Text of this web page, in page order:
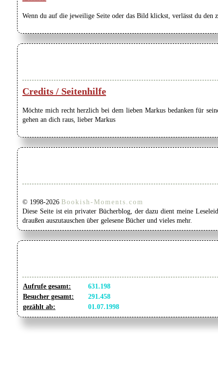
Wenn du auf die jeweilige Seite oder das Bild klickst, verlässt du den
Credits / Seitenhilfe
Möchte mich recht herzlich bei dem lieben Markus bedanken für
gehen an dich raus, lieber Markus
© 1998-2026 Bookish-Moments.com
Diese Seite ist ein privater Bücherblog, der dazu dient meine
draußen auszutauschen über gelesene Bücher und vieles mehr.
Aufrufe gesamt:
631.198
Besucher gesamt:
291.458
gezählt ab:
01.07.1998